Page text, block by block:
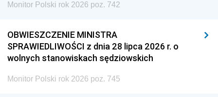
Monitor Polski rok 2026 poz. 742
OBWIESZCZENIE MINISTRA
SPRAWIEDLIWOŚCI z dnia 28 lipca 2026 r. o
wolnych stanowiskach sędziowskich
Monitor Polski rok 2026 poz. 745